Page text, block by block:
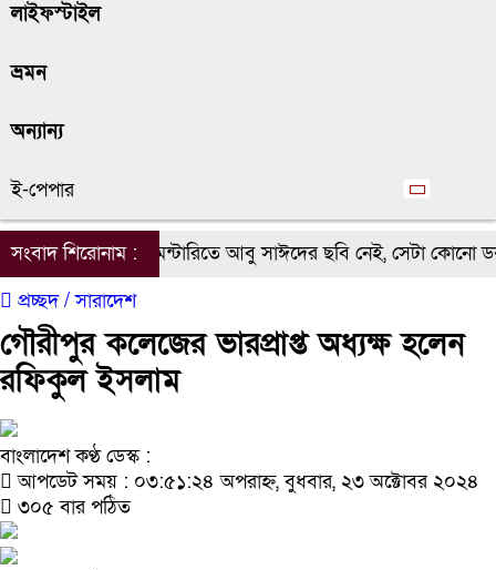
লাইফস্টাইল
ভ্রমন
অন্যান্য
ই-পেপার
সংবাদ শিরোনাম :
যে ডকুমেন্টারিতে আবু সাঈদের ছবি নেই, সেটা কোনো
প্রচ্ছদ / সারাদেশ
গৌরীপুর কলেজের ভারপ্রাপ্ত অধ্যক্ষ হলেন
রফিকুল ইসলাম
বাংলাদেশ কণ্ঠ ডেস্ক :
আপডেট সময় : ০৩:৫১:২৪ অপরাহ্ন, বুধবার, ২৩ অক্টোবর ২০২৪
৩০৫ বার পঠিত